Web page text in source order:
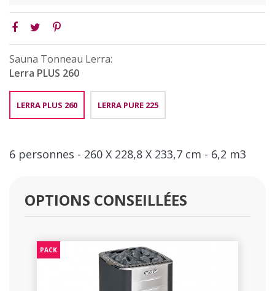
Sauna Tonneau Lerra:
Lerra PLUS 260
LERRA PLUS 260 LERRA PURE 225
6 personnes - 260 X 228,8 X 233,7 cm - 6,2 m3
OPTIONS CONSEILLÉES
PACK